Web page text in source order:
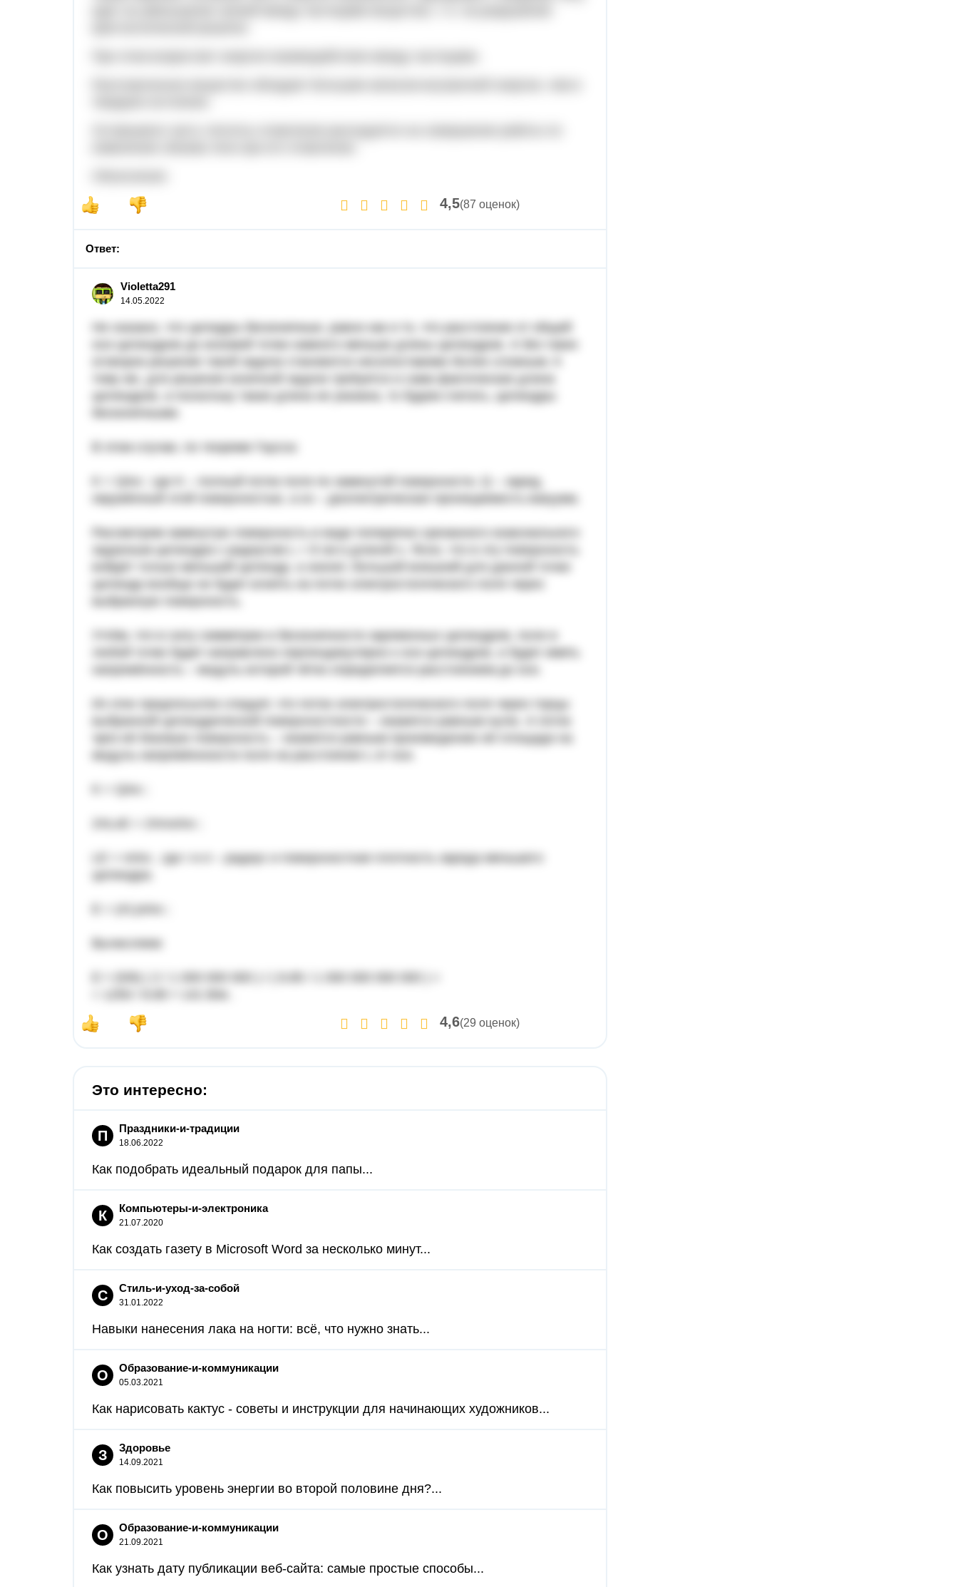
4,5(87 оценок)
Ответ:
Violetta291
14.05.2022
Не сказано, что цилидры бесконечные, равно как и то, что расстояние от общей
оси цилиндров до искомой точки намного меньше длины цилиндров. А без таких
оговорок решение такой задачи становится несопоставимо более сложным. К
тому же, для решения конечной задачи требуется и сама фактическая длина
цилиндров, а поскольку такая длина не указана, то будем считать, цилиндры
В этом случае, по теореме Гаусса:
K = Q/εo ; где K – полный поток поля по замкнутой поверхности, Q – заряд,
окружённый этой поверхностью, а εo – диэлектрическая проницаемость вакуума.
Рассмотрим замкнутую поверхность в виде поперечно срезанного коаксиального
заданным цилиндра с радиусом L = 8 см и длиной x. Ясно, что в эту поверхность
войдёт только меньший цилиндр, а значит, большой внешний для данной точки
цилиндр вообще не будет влиять на поток электростатического поля через
Учтём, что в силу симметрии и бесконечности заряженных цилиндров, поле в
любой точке будет направлено перпендикулярно к оси цилиндров, и будет иметь
Из этих предпосылок следует, что поток электростатического поля через торцы
выбранной цилиндрической поверхностности – окажется равным нулю. А поток
чрез её боковую поверхность – окажется равным произведению её площади на
модуль напряжённоости поля на расстоянии L от оси.
LE = rσ/εo , где r и σ – радиус и поверхностная плотность заряда меньшего
цилиндра.
4,6(29 оценок)
Это интересно:
П Праздники-и-традиции
18.06.2022
Как подобрать идеальный подарок для папы...
К Компьютеры-и-электроника
21.07.2020
Как создать газету в Microsoft Word за несколько минут...
С Стиль-и-уход-за-собой
31.01.2022
Навыки нанесения лака на ногти: всё, что нужно знать...
О Образование-и-коммуникации
05.03.2021
Как нарисовать кактус - советы и инструкции для начинающих художников...
З Здоровье
14.09.2021
Как повысить уровень энергии во второй половине дня?...
О Образование-и-коммуникации
21.09.2021
Как узнать дату публикации веб-сайта: самые простые способы...